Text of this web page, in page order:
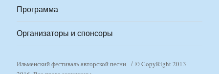
Программа
Организаторы и спонсоры
Ильменский фестиваль авторской песни
© CopyRight 2013-